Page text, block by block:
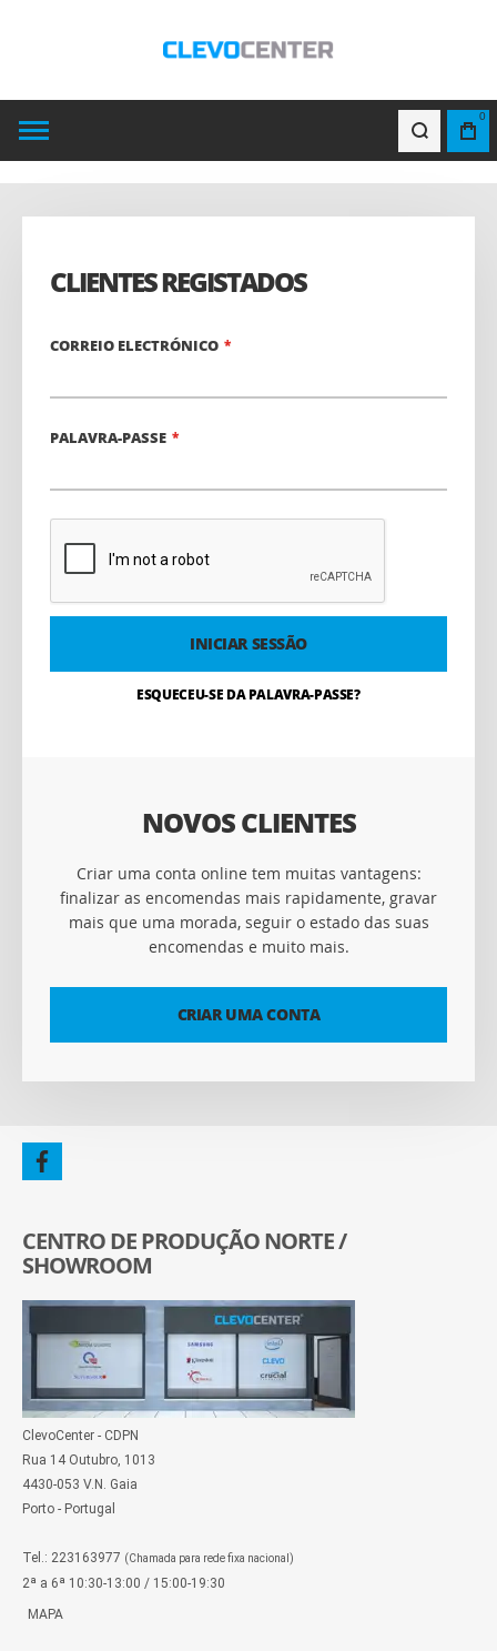
0
CLIENTES REGISTADOS
CORREIO ELECTRÓNICO
PALAVRA-PASSE
INICIAR SESSÃO
ESQUECEU-SE DA PALAVRA-PASSE?
NOVOS CLIENTES
Criar uma conta online tem muitas vantagens:
finalizar as encomendas mais rapidamente, gravar
mais que uma morada, seguir o estado das suas
encomendas e muito mais.
CRIAR UMA CONTA
CENTRO DE PRODUÇÃO NORTE /
SHOWROOM
ClevoCenter - CDPN
Rua 14 Outubro, 1013
4430-053 V.N. Gaia
Porto - Portugal
Tel.: 223163977 (Chamada para rede fixa nacional)
2ª a 6ª 10:30-13:00 / 15:00-19:30
MAPA